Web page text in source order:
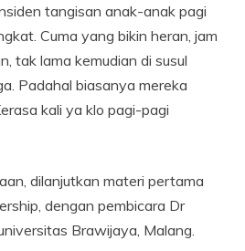
tangisan anak-anak pagi
Cuma yang bikin heran, jam
tak lama kemudian di susul
Padahal biasanya mereka
kali ya klo pagi-pagi
dilanjutkan materi pertama
dengan pembicara Dr
Brawijaya, Malang.